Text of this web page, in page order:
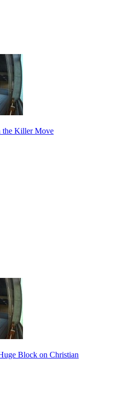
the Killer Move
Block on Christian